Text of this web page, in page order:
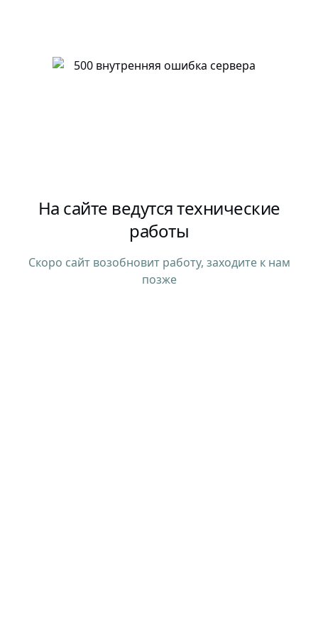
На сайте ведутся технические
работы
Скоро сайт возобновит работу, заходите к нам
позже